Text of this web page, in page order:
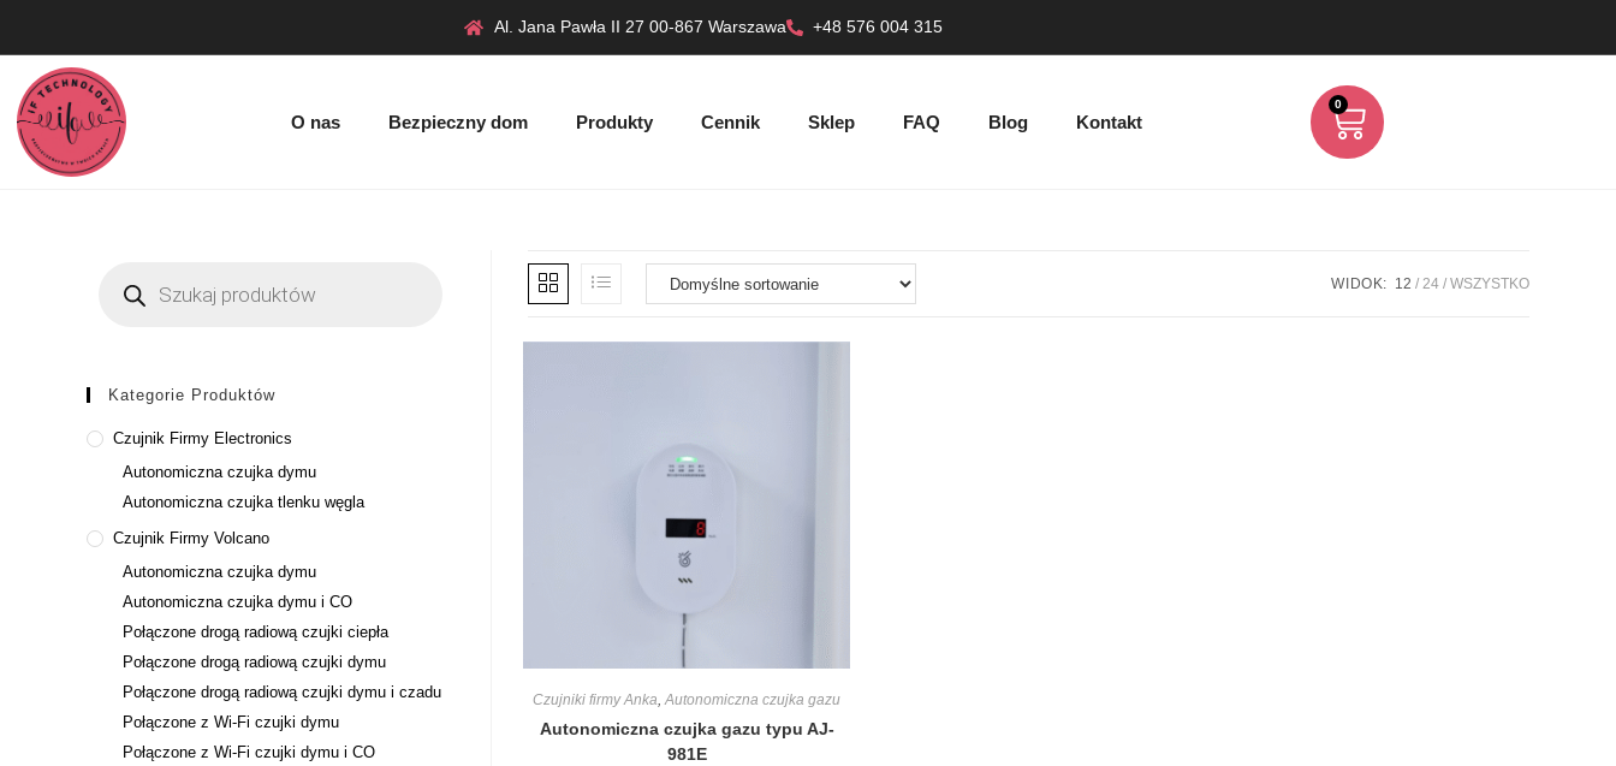
Al. Jana Pawła II 27 00-867 Warszawa +48 576 004 315
O nas Bezpieczny dom Produkty Cennik Sklep FAQ Blog Kontakt
0
WIDOK: 12 24 WSZYSTKO
Czujniki firmy Anka,Autonomiczna czujka gazu
Autonomiczna czujka gazu typu AJ-
981E
Kategorie Produktów
Czujnik Firmy Electronics
Autonomiczna czujka dymu
Autonomiczna czujka tlenku węgla
Czujnik Firmy Volcano
Autonomiczna czujka dymu
Autonomiczna czujka dymu i CO
Połączone drogą radiową czujki ciepła
Połączone drogą radiową czujki dymu
Połączone drogą radiową czujki dymu i czadu
Połączone z Wi-Fi czujki dymu
Połączone z Wi-Fi czujki dymu i CO